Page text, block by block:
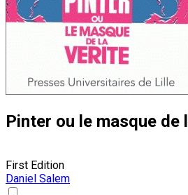
Pinter ou le masque de
First Edition
Daniel Salem